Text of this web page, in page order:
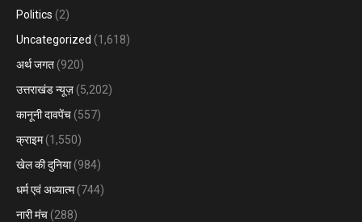
Politics (2)
Uncategorized (1,618)
अर्थ जगत (920)
उत्तराखंड न्यूज़ (5,202)
कानूनी दावपेंच (557)
क्राइम(1,550)
खेल की दुनिया(984)
धर्म एवं अध्यात्म(744)
नारी मंच (288)